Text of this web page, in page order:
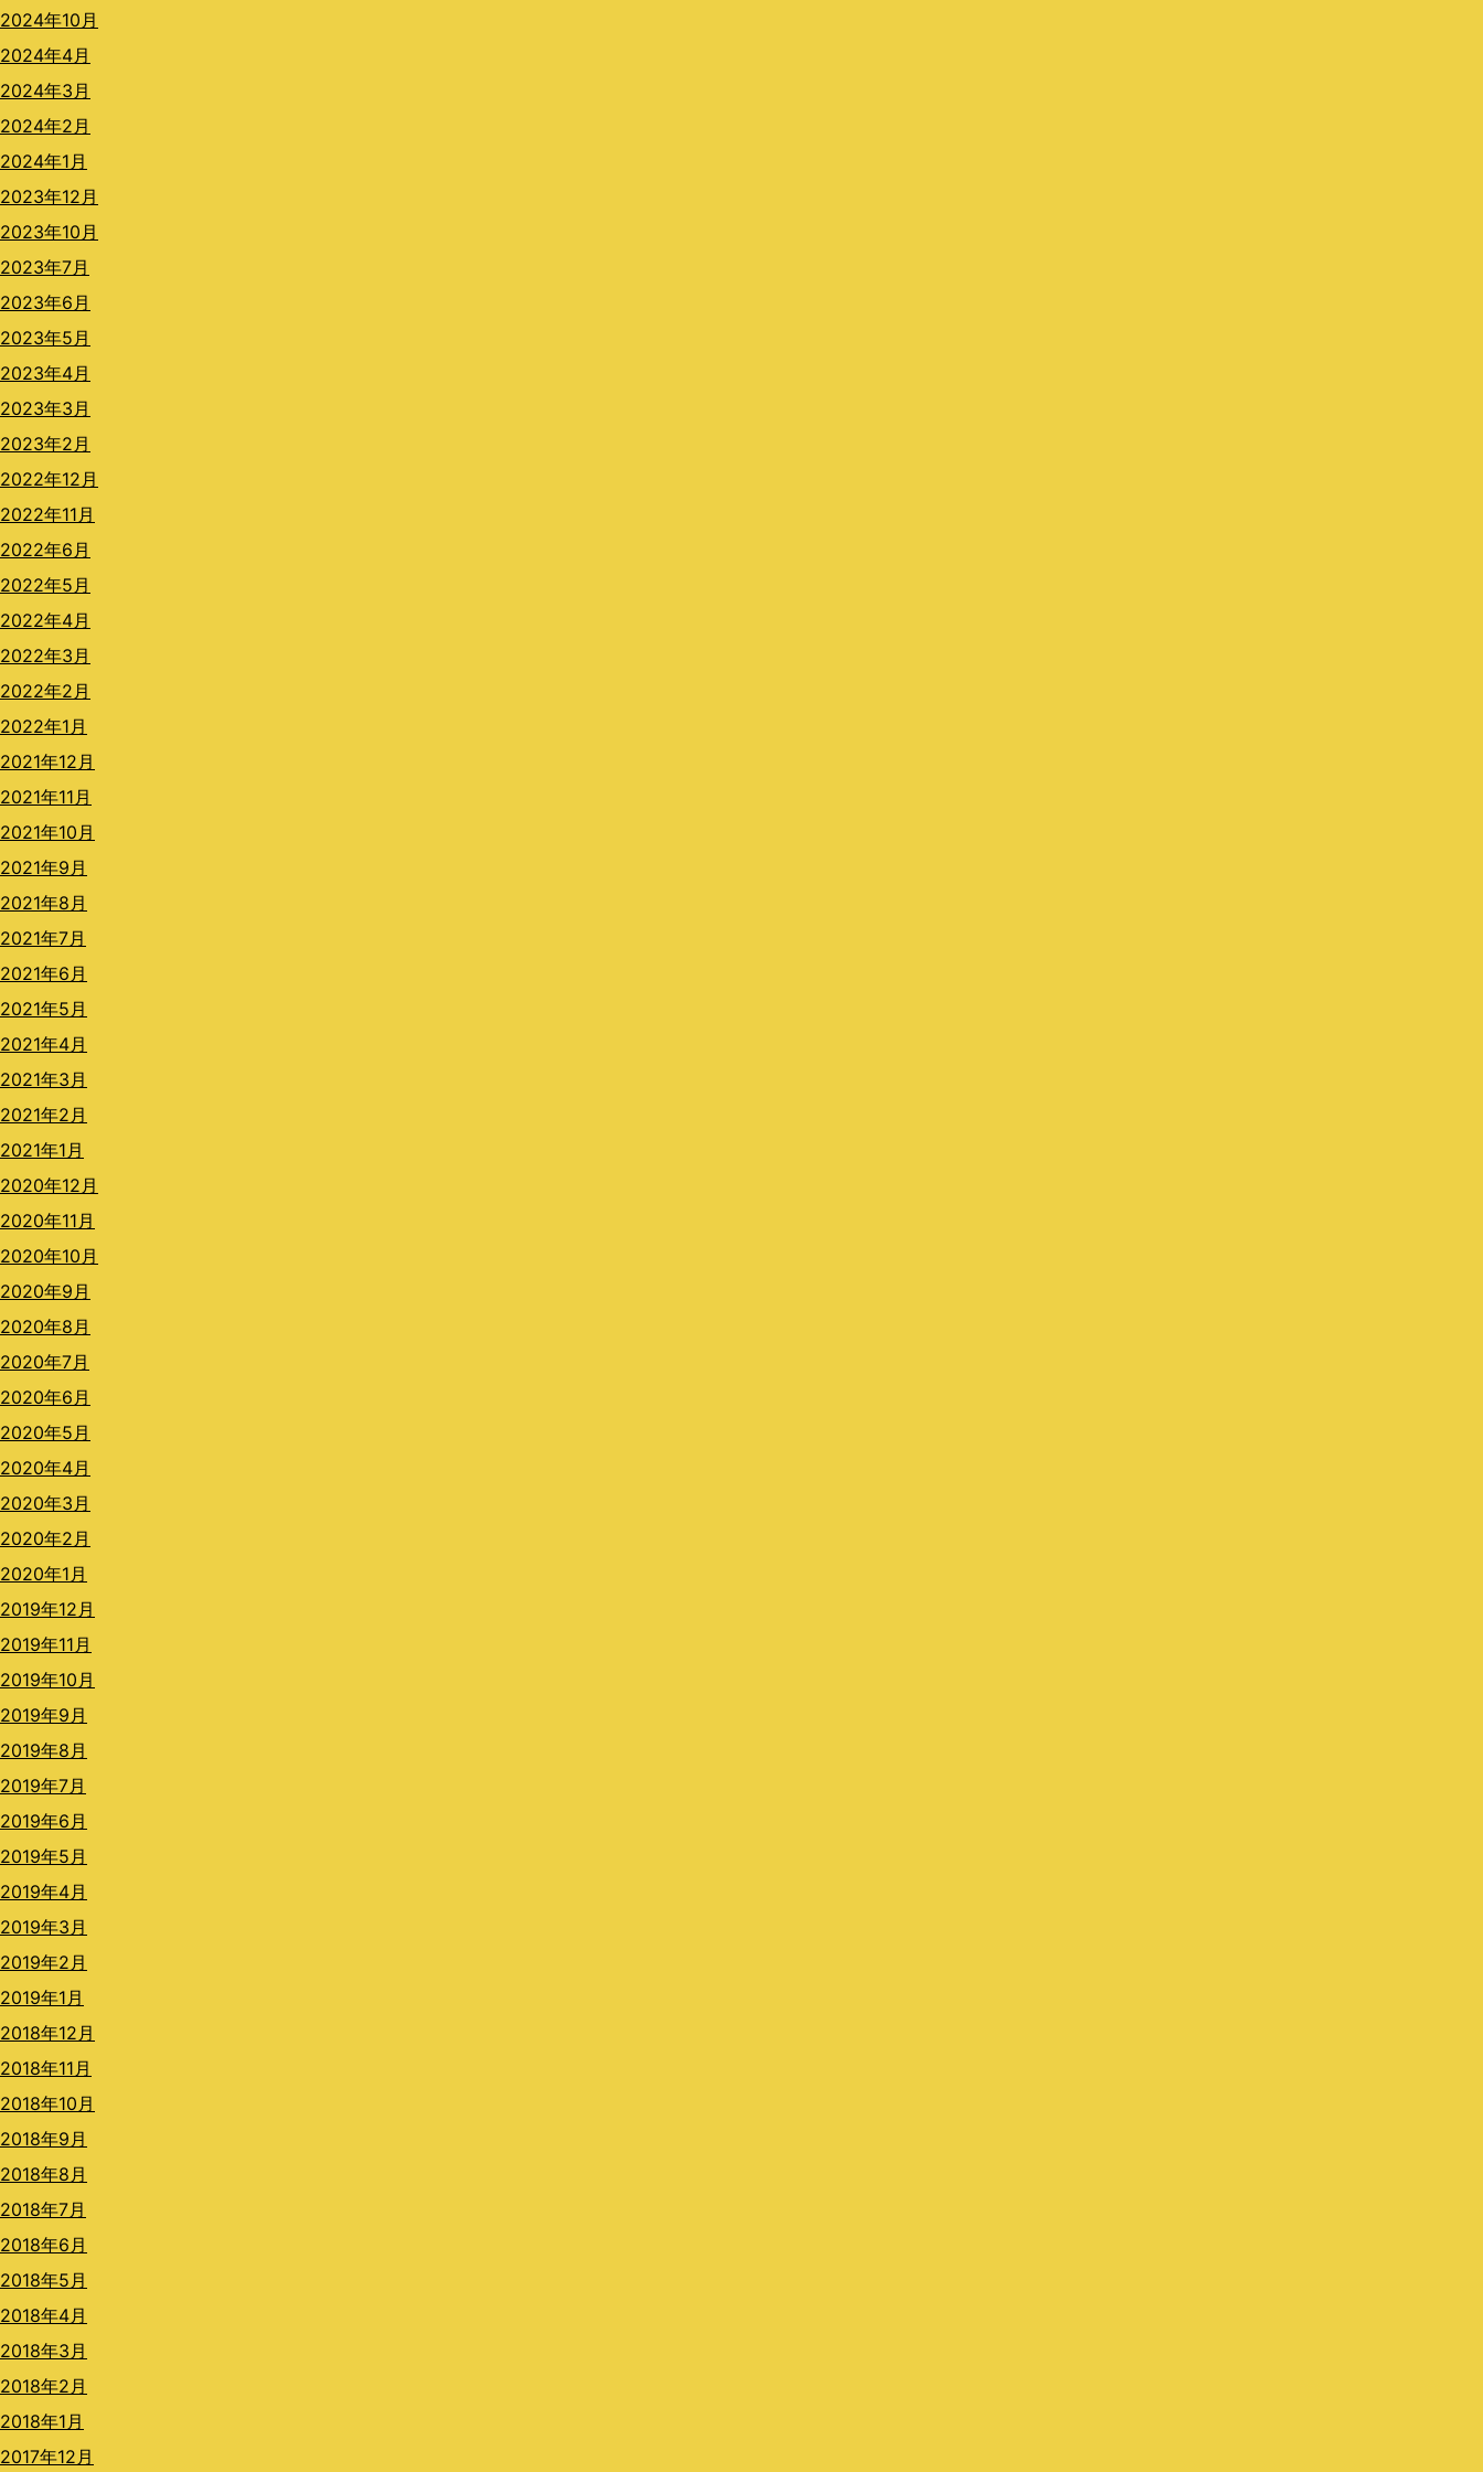
2024年10月
2024年4月
2024年3月
2024年2月
2024年1月
2023年12月
2023年10月
2023年7月
2023年6月
2023年5月
2023年4月
2023年3月
2023年2月
2022年12月
2022年11月
2022年6月
2022年5月
2022年4月
2022年3月
2022年2月
2022年1月
2021年12月
2021年11月
2021年10月
2021年9月
2021年8月
2021年7月
2021年6月
2021年5月
2021年4月
2021年3月
2021年2月
2021年1月
2020年12月
2020年11月
2020年10月
2020年9月
2020年8月
2020年7月
2020年6月
2020年5月
2020年4月
2020年3月
2020年2月
2020年1月
2019年12月
2019年11月
2019年10月
2019年9月
2019年8月
2019年7月
2019年6月
2019年5月
2019年4月
2019年3月
2019年2月
2019年1月
2018年12月
2018年11月
2018年10月
2018年9月
2018年8月
2018年7月
2018年6月
2018年5月
2018年4月
2018年3月
2018年2月
2018年1月
2017年12月